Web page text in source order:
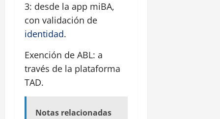
3: desde la app miBA,
con validación de
identidad.
Exención de ABL: a
través de la plataforma
TAD.
Notas relacionadas